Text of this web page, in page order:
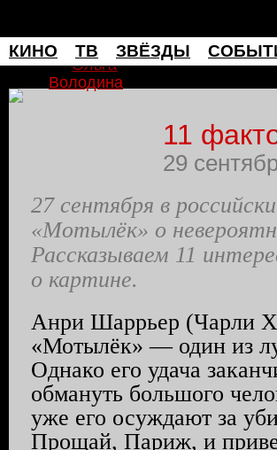
КИНО ТВ ЗВЁЗДЫ
Ольга
Володина
11
29
27 сентября в
«Мотылёк» о
Рассказываем 11
о картине.
Анри Шаррьер (Чарли
«Мотылёк» — один из
Однако его удача
обмануть большого
уже его осуждают за
Прощай, Париж, и